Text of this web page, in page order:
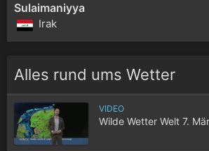
Sulaimaniyya
Irak
Alles rund ums Wetter
VIDEO
Wilde Wetter Welt 7.